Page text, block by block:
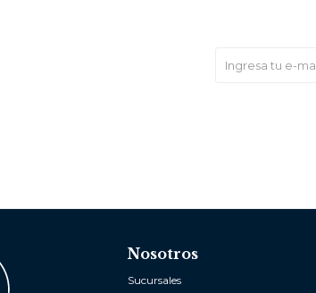
Nosotros
Sucursales